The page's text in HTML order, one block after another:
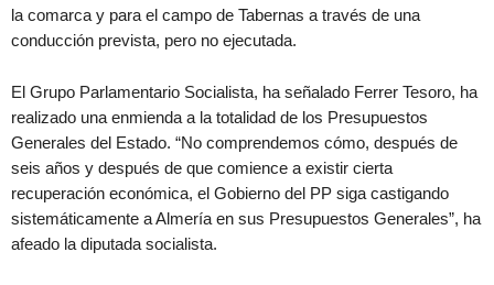
la comarca y para el campo de Tabernas a través de una
conducción prevista, pero no ejecutada.
El Grupo Parlamentario Socialista, ha señalado Ferrer Tesoro, ha
realizado una enmienda a la totalidad de los Presupuestos
Generales del Estado. “No comprendemos cómo, después de
seis años y después de que comience a existir cierta
recuperación económica, el Gobierno del PP siga castigando
sistemáticamente a Almería en sus Presupuestos Generales”, ha
afeado la diputada socialista.